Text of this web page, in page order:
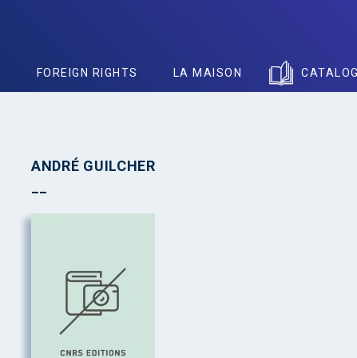
FOREIGN RIGHTS LA MAISON
ANDRÉ GUILCHER